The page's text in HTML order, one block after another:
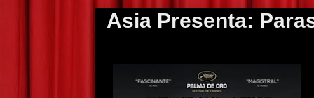
Asia Presenta: